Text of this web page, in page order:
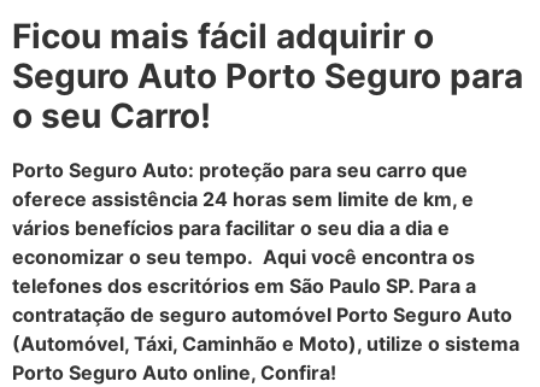
Ficou mais fácil adquirir o
Seguro Auto Porto Seguro para
o seu Carro!
Porto Seguro Auto: proteção para seu carro que
oferece assistência 24 horas sem limite de km, e
vários benefícios para facilitar o seu dia a dia e
economizar o seu tempo. Aqui você encontra os
telefones dos escritórios em São Paulo SP. Para a
contratação de seguro automóvel Porto Seguro Auto
(Automóvel, Táxi, Caminhão e Moto), utilize o sistema
Porto Seguro Auto online, Confira!